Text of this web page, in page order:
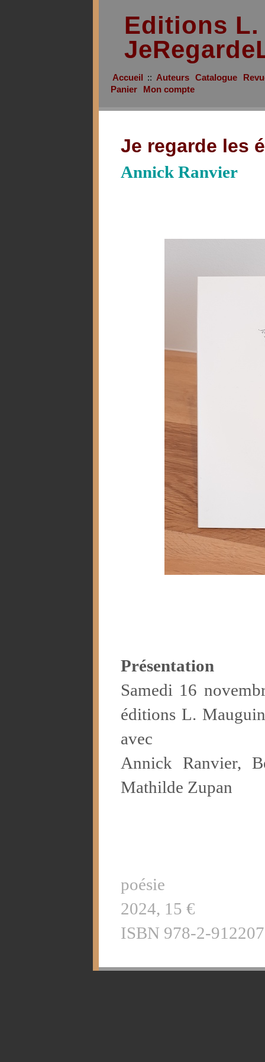
Editions
Accueil :: Auteurs Catalogue
Panier
Mon compte
Je regarde les
Annick Ranvier
Présentation
Samedi 16
éditions L.
avec
Annick Ranvier,
Mathilde Zupan
poésie
2024, 15 €
ISBN 978-2-